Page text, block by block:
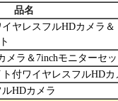
品名
ヤレスフルHDカメラ＆
メラ＆7inchモニターセッ
付ワイヤレスフルHDカ
HDカメラ